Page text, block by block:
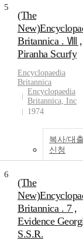
5
(The
Britannica . Ⅷ ,
Piranha Scurfy
Encyclopaedia
Britannica
Encyclopaedia
Britannica, Inc
1974
복사/대
신청
6
(The
Britannica . 7 ,
Evidence
S.S.R.